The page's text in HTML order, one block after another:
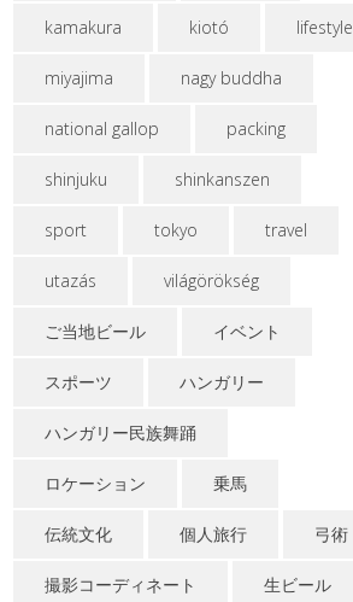
kamakura kiotó lifestyle
miyajima nagy buddha
national gallop packing
shinjuku shinkanszen
sport tokyo travel
utazás világörökség
ご当地ビール イベント
スポーツ ハンガリー
ハンガリー民族舞踊
ロケーション 乗馬
伝統文化 個人旅行 弓術
撮影コーディネート 生ビール